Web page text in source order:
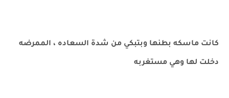
كانت ماسكه بطنها وبتبكي من شدة السعاده ، الممرضه
دخلت لها وهي مستغربه